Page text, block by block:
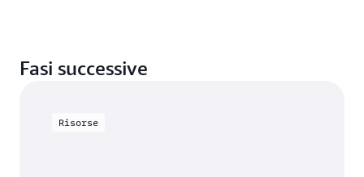
Fasi successive
Risorse